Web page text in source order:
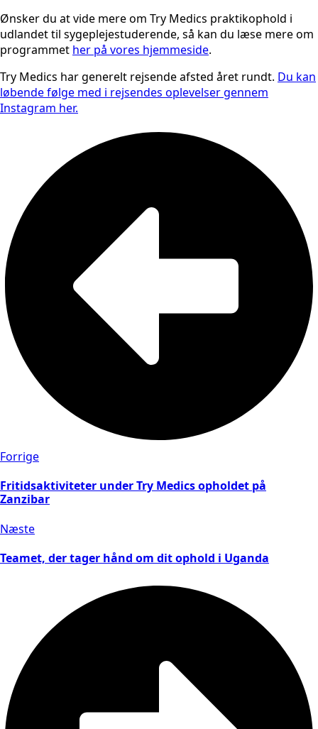
Ønsker du at vide mere om Try Medics praktikophold i
udlandet til sygeplejestuderende, så kan du læse mere om
programmet her på vores hjemmeside.
Try Medics har generelt rejsende afsted året rundt. Du kan
løbende følge med i rejsendes oplevelser gennem
Instagram her.
Forrige
Fritidsaktiviteter under Try Medics opholdet på
Zanzibar
Næste
Teamet, der tager hånd om dit ophold i Uganda